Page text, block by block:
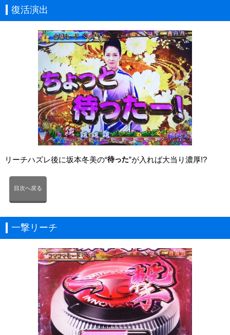
復活演出
リーチハズレ後に坂本冬美の“待った”が入れば大当り濃厚!?
目次へ戻る
一撃リーチ